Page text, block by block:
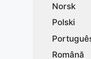
Norsk
Polski
Română